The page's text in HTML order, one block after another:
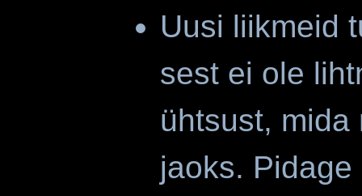
Uusi liikmeid
sest ei ole
ühtsust, mida
jaoks.